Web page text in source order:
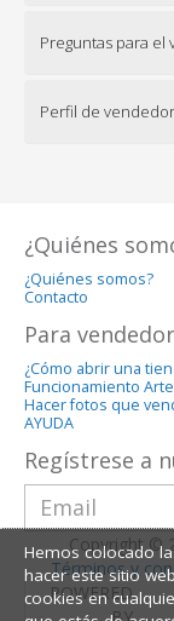
Preguntas para el
Perfil de vendedor
¿Quiénes
¿Quiénes somos?
Contacto
Para
¿Cómo abrir una
Funcionamiento
Hacer fotos que
AYUDA
Regístrese a
Copyright ©
Términos y
POWERED
Hemos colocado
hacer este sitio
cookies en